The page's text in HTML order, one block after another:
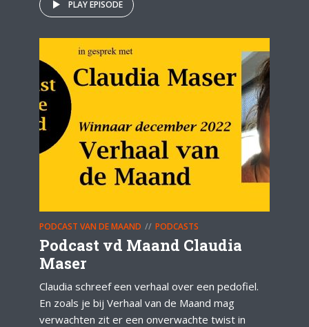
PLAY EPISODE
PODCAST VAN DE MAAND PODCASTS
Podcast vd Maand Claudia
Maser
Claudia schreef een verhaal over een pedofiel.
En zoals je bij Verhaal van de Maand mag
verwachten zit er een onverwachte twist in